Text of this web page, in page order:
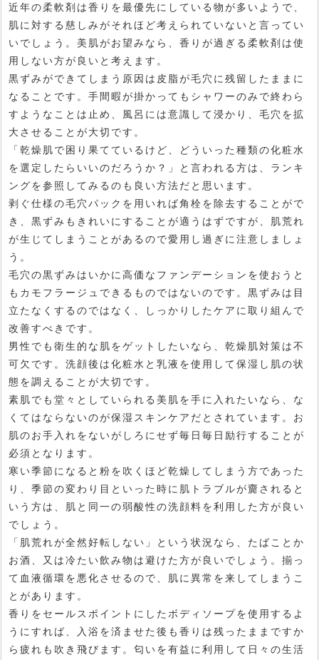
近年の柔軟剤は香りを最優先にしている物が多いようで、
肌に対する慈しみがそれほど考えられていないと言ってい
いでしょう。美肌がお望みなら、香りが過ぎる柔軟剤は使
用しない方が良いと考えます。
黒ずみができてしまう原因は皮脂が毛穴に残留したままに
なることです。手間暇が掛かってもシャワーのみで終わら
すようなことは止め、風呂には意識して浸かり、毛穴を拡
大させることが大切です。
「乾燥肌で困り果てているけど、どういった種類の化粧水
を選定したらいいのだろうか？」と言われる方は、ランキ
ングを参照してみるのも良い方法だと思います。
剥ぐ仕様の毛穴パックを用いれば角栓を除去することがで
き、黒ずみもきれいにすることが適うはずですが、肌荒れ
が生じてしまうことがあるので愛用し過ぎに注意しましょ
う。
毛穴の黒ずみはいかに高価なファンデーションを使おうと
もカモフラージュできるものではないのです。黒ずみは目
立たなくするのではなく、しっかりしたケアに取り組んで
改善すべきです。
男性でも衛生的な肌をゲットしたいなら、乾燥肌対策は不
可欠です。洗顔後は化粧水と乳液を使用して保湿し肌の状
態を調えることが大切です。
素肌でも堂々としていられる美肌を手に入れたいなら、な
くてはならないのが保湿スキンケアだとされています。お
肌のお手入れをないがしろにせず毎日毎日励行することが
必須となります。
寒い季節になると粉を吹くほど乾燥してしまう方であった
り、季節の変わり目といった時に肌トラブルが齎されると
いう方は、肌と同一の弱酸性の洗顔料を利用した方が良い
でしょう。
「肌荒れが全然好転しない」という状況なら、たばことか
お酒、又は冷たい飲み物は避けた方が良いでしょう。揃っ
て血液循環を悪化させるので、肌に異常を来してしまうこ
とがあります。
香りをセールスポイントにしたボディソープを使用するよ
うにすれば、入浴を済ませた後も香りは残ったままですか
ら疲れも吹き飛びます。匂いを有益に利用して日々の生活